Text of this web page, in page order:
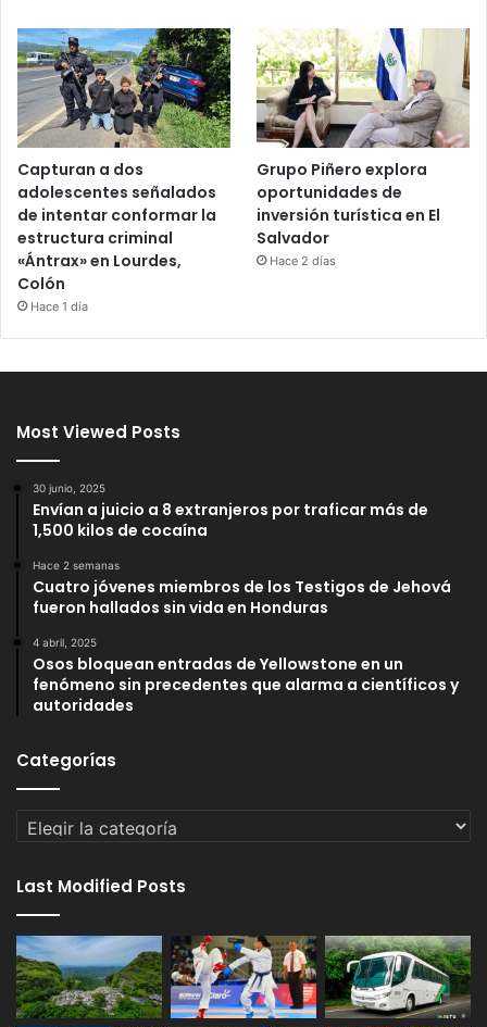
Capturan a dos
adolescentes señalados
de intentar conformar la
estructura criminal
«Ántrax» en Lourdes,
Colón
Hace 1 día
Grupo Piñero explora
oportunidades de
inversión turística en El
Salvador
Hace 2 días
Most Viewed Posts
30 junio, 2025
Envían a juicio a 8 extranjeros por traficar más de
1,500 kilos de cocaína
Hace 2 semanas
Cuatro jóvenes miembros de los Testigos de Jehová
fueron hallados sin vida en Honduras
4 abril, 2025
Osos bloquean entradas de Yellowstone en un
fenómeno sin precedentes que alarma a científicos y
autoridades
Categorías
Categorías
Last Modified Posts